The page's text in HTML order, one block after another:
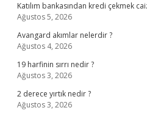
Katılım bankasından kredi çekmek
Ağustos 5, 2026
Avangard akımlar nelerdir ?
Ağustos 4, 2026
19 harfinin sırrı nedir ?
Ağustos 3, 2026
2 derece yırtık nedir ?
Ağustos 3, 2026